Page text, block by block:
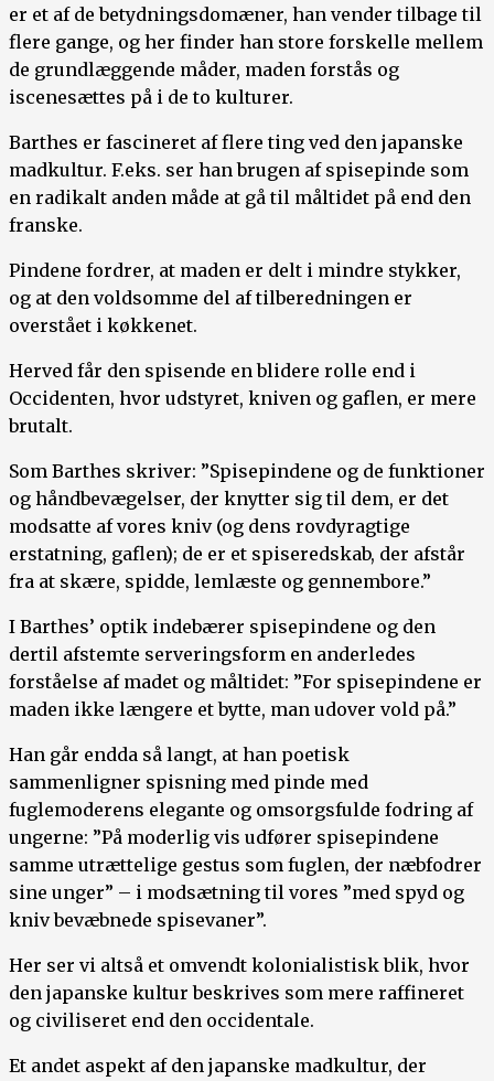
er et af de betydningsdomæner, han vender tilbage til
flere gange, og her finder han store forskelle mellem
de grundlæggende måder, maden forstås og
iscenesættes på i de to kulturer.
Barthes er fascineret af flere ting ved den japanske
madkultur. F.eks. ser han brugen af spisepinde som
en radikalt anden måde at gå til måltidet på end den
franske.
Pindene fordrer, at maden er delt i mindre stykker,
og at den voldsomme del af tilberedningen er
overstået i køkkenet.
Herved får den spisende en blidere rolle end i
Occidenten, hvor udstyret, kniven og gaflen, er mere
brutalt.
Som Barthes skriver: ”Spisepindene og de funktioner
og håndbevægelser, der knytter sig til dem, er det
modsatte af vores kniv (og dens rovdyragtige
erstatning, gaflen); de er et spiseredskab, der afstår
fra at skære, spidde, lemlæste og gennembore.”
I Barthes’ optik indebærer spisepindene og den
dertil afstemte serveringsform en anderledes
forståelse af madet og måltidet: ”For spisepindene er
maden ikke længere et bytte, man udover vold på.”
Han går endda så langt, at han poetisk
sammenligner spisning med pinde med
fuglemoderens elegante og omsorgsfulde fodring af
ungerne: ”På moderlig vis udfører spisepindene
samme utrættelige gestus som fuglen, der næbfodrer
sine unger” – i modsætning til vores ”med spyd og
kniv bevæbnede spisevaner”.
Her ser vi altså et omvendt kolonialistisk blik, hvor
den japanske kultur beskrives som mere raffineret
og civiliseret end den occidentale.
Et andet aspekt af den japanske madkultur, der